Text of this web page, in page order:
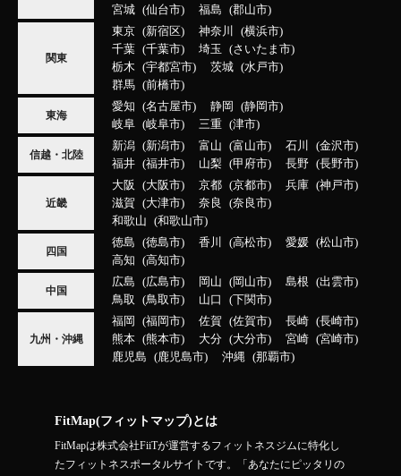
宮城
仙台市 福島 郡山市
関東
東京 新宿区 神奈川
横浜市
千葉
千葉市 埼玉
さいたま市
栃木
宇都宮市 茨城
水戸市
群馬
前橋市
東海
愛知 名古屋市 静岡
静岡市
岐阜
岐阜市 三重 津市
信越・北陸
新潟 新潟市 富山 富山市 石川
金沢市
福井
福井市 山梨 甲府市 長野 長野市
近畿
大阪 大阪市 京都 京都市 兵庫
神戸市
滋賀
大津市 奈良
奈良市
和歌山
和歌山市
四国
徳島 徳島市 香川 高松市 愛媛
松山市
高知
高知市
中国
広島 広島市 岡山 岡山市 島根
出雲市
鳥取
鳥取市 山口 下関市
九州・沖縄
福岡 福岡市 佐賀 佐賀市 長崎
長崎市
熊本
熊本市 大分 大分市 宮崎
宮崎市
鹿児島
鹿児島市 沖縄 那覇市
FitMap(フィットマップ)とは
FitMapは株式会社FiiTが運営するフィットネスジムに特化し
たフィットネスポータルサイトです。「あなたにピッタリの